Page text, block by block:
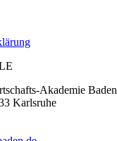
Akademie Baden
Karlsruhe